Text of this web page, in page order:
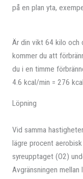
på en plan yta,
Är din vikt 64 kilo och
kommer du att
du i en timme
4.6 kcal/min = 276
Löpning
Vid samma
lägre procent
syreupptaget (O2)
Avgränsningen